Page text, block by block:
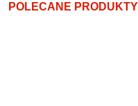
POLECANE PRODUKTY